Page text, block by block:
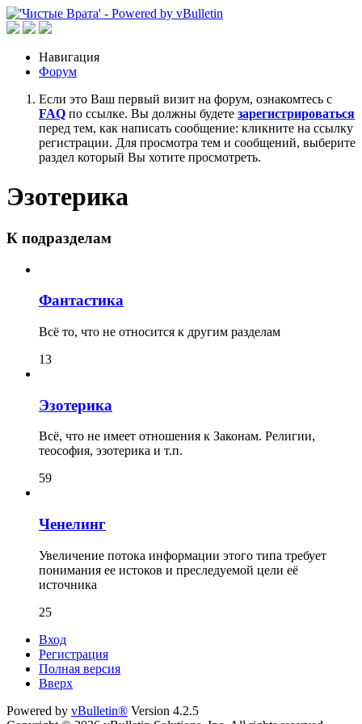
Навигация
Форум
Если это Ваш первый визит на форум, ознакомтесь с
FAQ по ссылке. Вы должны будете зарегистрироваться
перед тем, как написать сообщение: кликните на ссылку
регистрации. Для просмотра тем и сообщений, выберите
раздел который Вы хотите просмотреть.
Эзотерика
К подразделам
Фантастика
Всё то, что не относится к другим разделам
13
Эзотерика
Всё, что не имеет отношения к Законам. Религии,
теософия, эзотерика и т.п.
59
Ченелинг
Увеличение потока информации этого типа требует
понимания ее истоков и преследуемой цели её
источника
25
Вход
Регистрация
Полная версия
Вверх
Powered by vBulletin® Version 4.2.5